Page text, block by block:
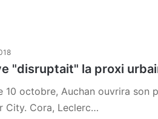
"disruptait" la proxi
10 octobre, Auchan ouvrira
City. Cora, Leclerc…